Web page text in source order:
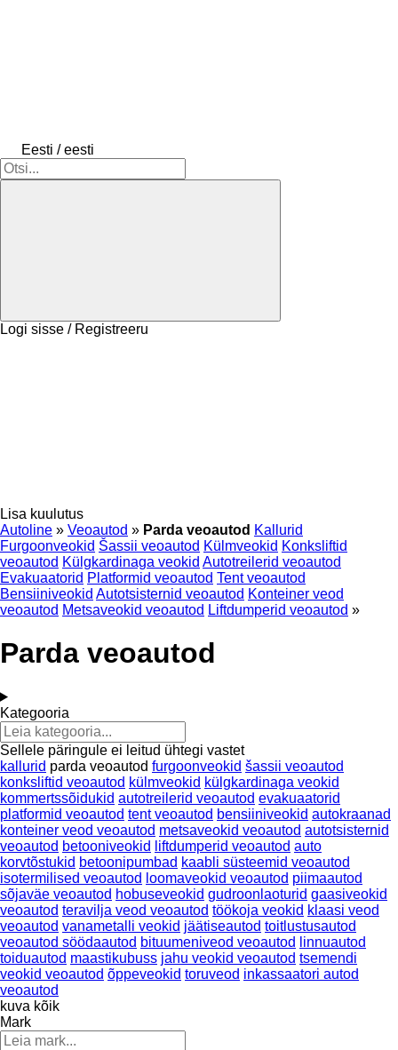
Eesti / eesti
Logi sisse / Registreeru
Lisa kuulutus
Autoline » Veoautod » Parda veoautod Kallurid
Furgoonveokid Šassii veoautod Külmveokid Konksliftid
veoautod Külgkardinaga veokid Autotreilerid veoautod
Evakuaatorid Platformid veoautod Tent veoautod
Bensiiniveokid Autotsisternid veoautod Konteiner veod
veoautod Metsaveokid veoautod Liftdumperid veoautod »
Parda veoautod
Kategooria
Sellele päringule ei leitud ühtegi vastet
kallurid parda veoautod furgoonveokid šassii veoautod
konksliftid veoautod külmveokid külgkardinaga veokid
kommertssõidukid autotreilerid veoautod evakuaatorid
platformid veoautod tent veoautod bensiiniveokid autokraanad
konteiner veod veoautod metsaveokid veoautod autotsisternid
veoautod betooniveokid liftdumperid veoautod auto
korvtõstukid betoonipumbad kaabli süsteemid veoautod
isotermilised veoautod loomaveokid veoautod piimaautod
sõjaväe veoautod hobuseveokid gudroonlaoturid gaasiveokid
veoautod teravilja veod veoautod töökoja veokid klaasi veod
veoautod vanametalli veokid jäätiseautod toitlustusautod
veoautod söödaautod bituumeniveod veoautod
linnuautod
toiduautod maastikubuss jahu veokid veoautod tsemendi
veokid veoautod õppeveokid toruveod inkassaatori autod
veoautod
kuva kõik
Mark